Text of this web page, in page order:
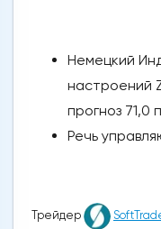
Немецкий
настроений
прогноз 71,0
Речь
Трейдер